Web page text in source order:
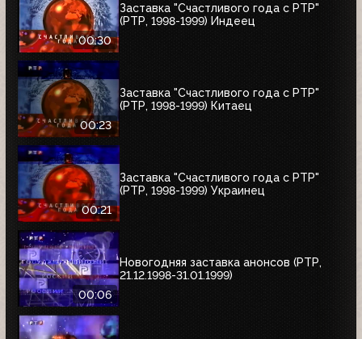
00:30
Заставка "Счастливого года с РТР"
(РТР, 1998-1999) Индеец
00:23
Заставка "Счастливого года с РТР"
(РТР, 1998-1999) Китаец
00:21
Заставка "Счастливого года с РТР"
(РТР, 1998-1999) Украинец
00:06
Новогодняя заставка анонсов (РТР,
21.12.1998-31.01.1999)